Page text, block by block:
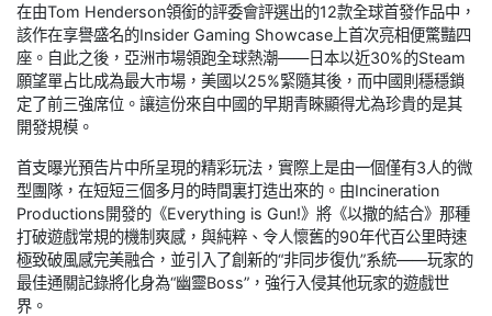
在由Tom Henderson領銜的評委會評選出的12款全球首發作品中，
該作在享譽盛名的Insider Gaming Showcase上首次亮相便驚豔四
座。自此之後，亞洲市場領跑全球熱潮——日本以近30%的Steam
願望單占比成為最大市場，美國以25%緊隨其後，而中國則穩穩鎖
定了前三強席位。讓這份來自中國的早期青睞顯得尤為珍貴的是其
開發規模。
首支曝光預告片中所呈現的精彩玩法，實際上是由一個僅有3人的微
型團隊，在短短三個多月的時間裏打造出來的。由Incineration
Productions開發的《Everything is Gun!》將《以撒的結合》那種
打破遊戲常規的機制爽感，與純粹、令人懷舊的90年代百公里時速
極致破風感完美融合，並引入了創新的“非同步復仇”系統——玩家的
最佳通關記錄將化身為“幽靈Boss”，強行入侵其他玩家的遊戲世
界。